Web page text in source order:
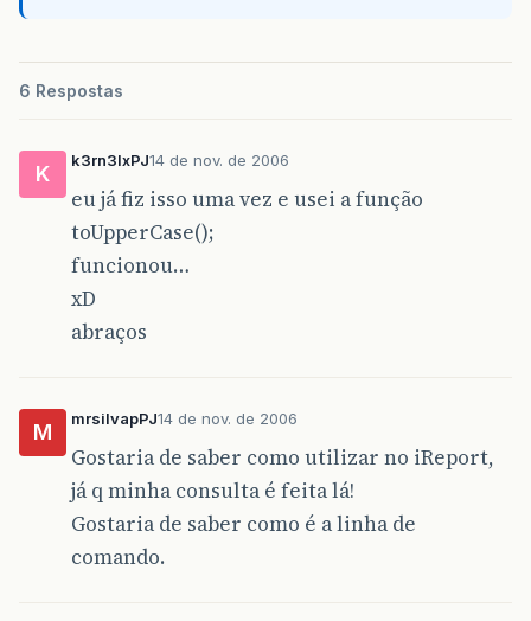
6 Respostas
K
k3rn3lxPJ14 de nov. de 2006
eu já fiz isso uma vez e usei a função
toUpperCase();
funcionou…
xD
abraços
M
mrsilvapPJ14 de nov. de 2006
Gostaria de saber como utilizar no iReport,
já q minha consulta é feita lá!
Gostaria de saber como é a linha de
comando.